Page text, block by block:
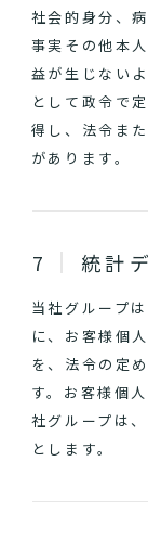
社会的身分、
事実その他本
益が生じない
として政令で
得し、法令ま
があります。
統計
当社グループ
に、お客様個
を、法令の定
す。お客様個
社グループは
とします。